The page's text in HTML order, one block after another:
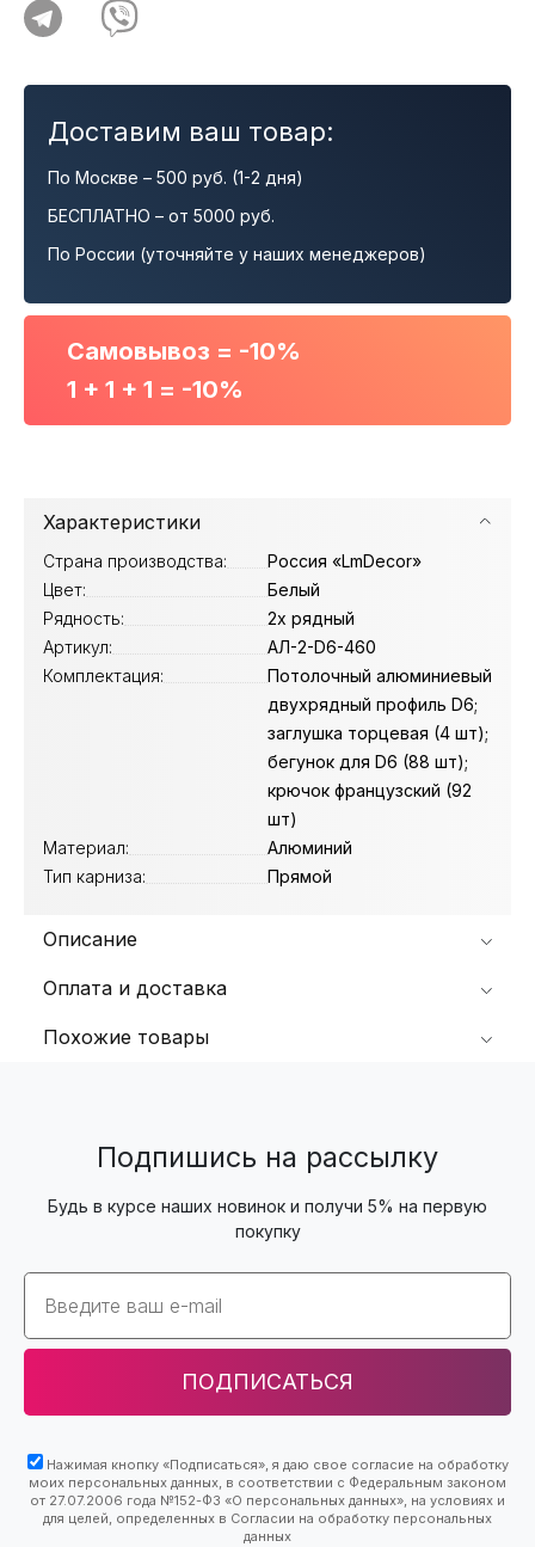
Доставим ваш товар:
По Москве – 500 руб. (1-2 дня)
БЕСПЛАТНО – от 5000 руб.
По России (уточняйте у наших менеджеров)
Самовывоз = -10%
1 + 1 + 1 = -10%
Характеристики
Страна производства:
Россия «LmDecor»
Цвет:
Белый
Рядность:
2х рядный
Артикул:
АЛ-2-D6-460
Комплектация:
Потолочный алюминиевый
двухрядный профиль D6;
заглушка торцевая (4 шт);
бегунок для D6 (88 шт);
крючок французский (92
шт)
Материал:
Алюминий
Тип карниза:
Прямой
Описание
Оплата и доставка
Похожие товары
Подпишись на рассылку
Будь в курсе наших новинок и получи 5% на первую
покупку
Email
ПОДПИСАТЬСЯ
Нажимая кнопку «Подписаться», я даю свое согласие на обработку
моих персональных данных, в соответствии с Федеральным законом
от 27.07.2006 года №152-ФЗ «О персональных данных», на условиях и
для целей, определенных в Согласии на обработку персональных
данных